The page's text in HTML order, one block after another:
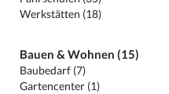
Werkstätten (18)
Bauen & Wohnen (15)
Baubedarf (7)
Gartencenter (1)